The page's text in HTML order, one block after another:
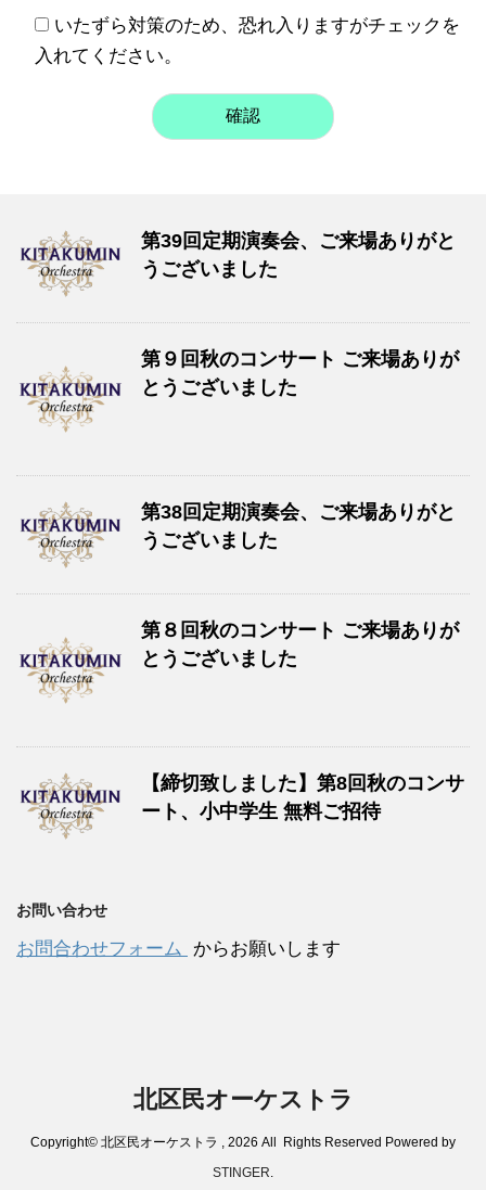
いたずら対策のため、恐れ入りますがチェックを
入れてください。
第39回定期演奏会、ご来場ありがと
うございました
第９回秋のコンサート ご来場ありが
とうございました
第38回定期演奏会、ご来場ありがと
うございました
第８回秋のコンサート ご来場ありが
とうございました
【締切致しました】第8回秋のコンサ
ート、小中学生 無料ご招待
お問い合わせ
お問合わせフォーム からお願いします
北区民オーケストラ
Copyright© 北区民オーケストラ , 2026 All Rights Reserved Powered by
STINGER.